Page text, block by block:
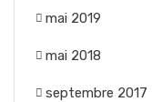
mai 2019
mai 2018
septembre 2017